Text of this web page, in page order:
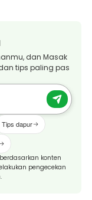
dan Masak
tips paling pas
Tips dapur
konten
pengecekan